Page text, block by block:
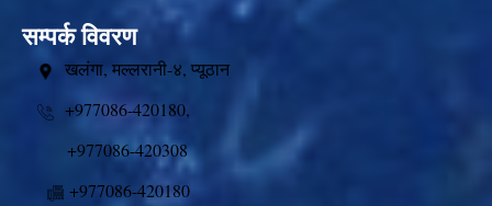
सम्पर्क विवरण
खलंगा, मल्लरानी-४, प्यूठान
+977086-420180,
+977086-420308
+977086-420180